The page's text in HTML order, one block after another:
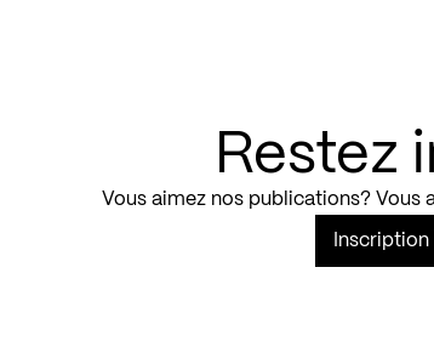
Restez
Vous aimez nos publications?
Inscription